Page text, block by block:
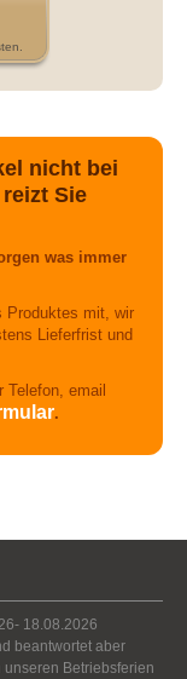
nicht bei
Sie
was immer
Produktes mit, wir
Lieferfrist und
Telefon, email
.
18.08.2026
beantwortet aber
Betriebsferien